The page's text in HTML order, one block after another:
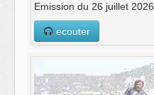
Emission du 26 juillet 2026
ecouter